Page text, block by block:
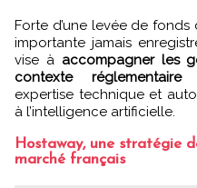
Forte d’une levée de fonds
importante jamais
vise à accompagner les
contexte réglementaire
expertise technique et
à l’intelligence artificielle.
Hostaway, une stratégie
marché français